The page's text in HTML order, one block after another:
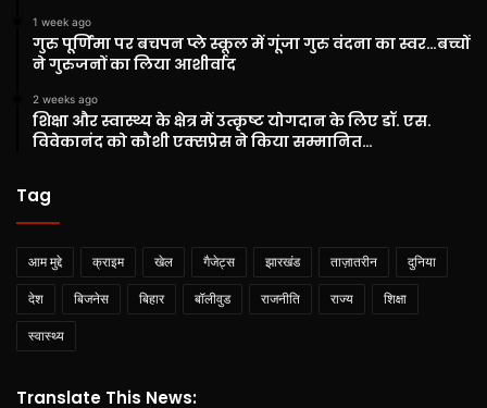
1 week ago
गुरु पूर्णिमा पर बचपन प्ले स्कूल में गूंजा गुरु वंदना का स्वर…बच्चों
ने गुरुजनों का लिया आशीर्वाद
2 weeks ago
शिक्षा और स्वास्थ्य के क्षेत्र में उत्कृष्ट योगदान के लिए डॉ. एस.
विवेकानंद को कौशी एक्सप्रेस ने किया सम्मानित…
Tag
आम मुद्दे क्राइम खेल गैजेट्स झारखंड ताज़ातरीन दुनिया
देश बिजनेस बिहार बॉलीवुड राजनीति राज्य शिक्षा
स्वास्थ्य
Translate This News: